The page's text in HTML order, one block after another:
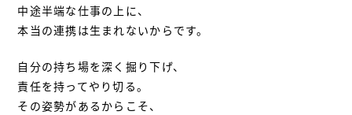
中途半端な仕事の上に、
本当の連携は生まれないからです。
自分の持ち場を深く掘り下げ、
責任を持ってやり切る。
その姿勢があるからこそ、